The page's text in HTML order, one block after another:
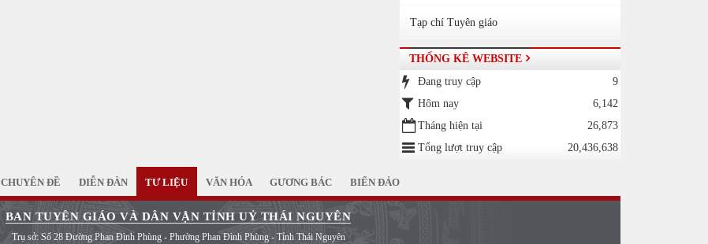
Tạp chí Tuyên giáo
THỐNG KÊ WEBSITE
Đang truy cập
9
Hôm nay
6,142
Tháng hiện tại
26,873
Tổng lượt truy cập
20,436,638
CHUYÊN ĐỀ DIỄN ĐÀN TƯ LIỆU VĂN HÓA GƯƠNG BÁC BIỂN ĐẢO
BAN TUYÊN GIÁO VÀ DÂN VẬN TỈNH UỶ THÁI NGUYÊN
Trụ sở: Số 28 Đường Phan Đình Phùng - Phường Phan Đình Phùng - Tỉnh Thái Nguyên